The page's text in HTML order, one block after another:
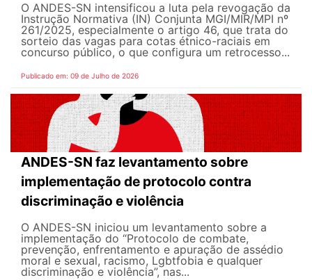
O ANDES-SN intensificou a luta pela revogação da
Instrução Normativa (IN) Conjunta MGI/MIR/MPI nº
261/2025, especialmente o artigo 46, que trata do
sorteio das vagas para cotas étnico-raciais em
concurso público, o que configura um retrocesso...
Publicado em: 09 de Julho de 2026
ANDES-SN faz levantamento sobre
implementação de protocolo contra
discriminação e violência
O ANDES-SN iniciou um levantamento sobre a
implementação do “Protocolo de combate,
prevenção, enfrentamento e apuração de assédio
moral e sexual, racismo, Lgbtfobia e qualquer
discriminação e violência”, nas...